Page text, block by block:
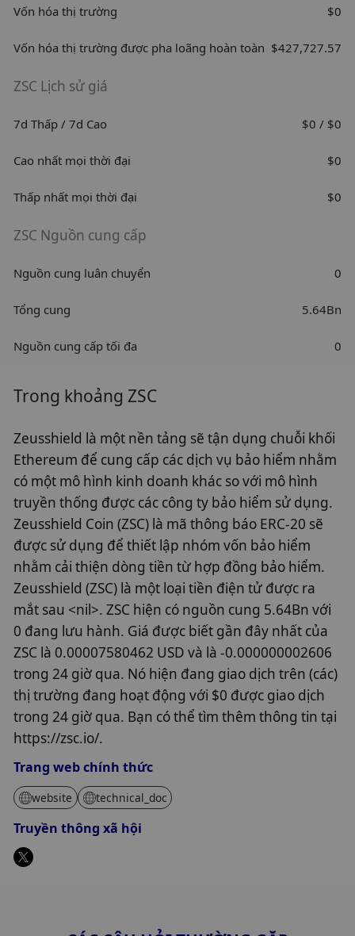
Vốn hóa thị trường $0
Vốn hóa thị trường được pha loãng hoàn toàn $427,727.57
ZSC Lịch sử giá
7d Thấp / 7d Cao $0 / $0
Cao nhất mọi thời đại $0
Thấp nhất mọi thời đại $0
ZSC Nguồn cung cấp
Nguồn cung luân chuyển 0
Tổng cung 5.64Bn
Nguồn cung cấp tối đa 0
Trong khoảng ZSC
Zeusshield là một nền tảng sẽ tận dụng chuỗi khối
Ethereum để cung cấp các dịch vụ bảo hiểm nhằm
có một mô hình kinh doanh khác so với mô hình
truyền thống được các công ty bảo hiểm sử dụng.
Zeusshield Coin (ZSC) là mã thông báo ERC-20 sẽ
được sử dụng để thiết lập nhóm vốn bảo hiểm
nhằm cải thiện dòng tiền từ hợp đồng bảo hiểm.
Zeusshield (ZSC) là một loại tiền điện tử được ra
mắt sau <nil>. ZSC hiện có nguồn cung 5.64Bn với
0 đang lưu hành. Giá được biết gần đây nhất của
ZSC là 0.00007580462 USD và là -0.000000002606
trong 24 giờ qua. Nó hiện đang giao dịch trên (các)
thị trường đang hoạt động với $0 được giao dịch
trong 24 giờ qua. Bạn có thể tìm thêm thông tin tại
https://zsc.io/.
Trang web chính thức
website technical_doc
Truyền thông xã hội